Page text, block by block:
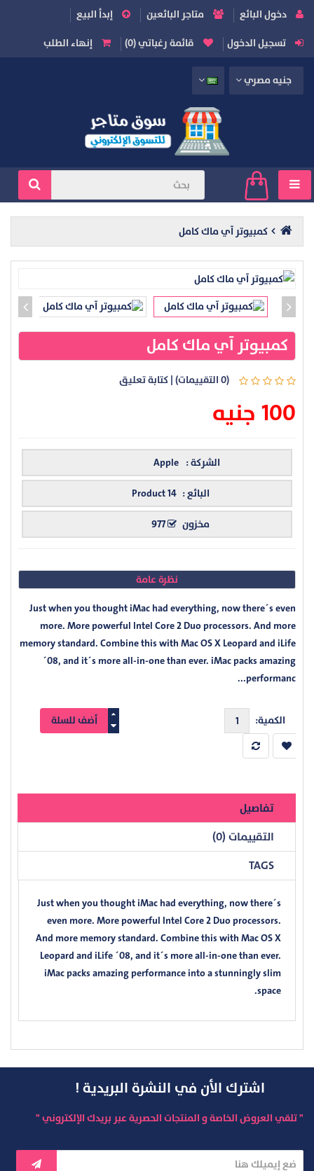
دخول البائع متاجر البائعين
إبدأ البيع
تسجيل الدخول
قائمة رغباتي (0) إنهاء الطلب
جنيه مصري
كمبيوتر آي ماك كامل
كمبيوتر آي ماك كامل
(0 التقييمات) |كتابة تعليق
100 جنيه
الشركة : Apple
البائع :
مخزون
نظرة عامة
Just when you thought iMac had everything, now there´s even
more. More powerful Intel Core 2 Duo processors. And more
memory standard. Combine this with Mac OS X Leopard and iLife
´08, and it´s more all-in-one than ever. iMac packs amazing
performanc...
الكمية:
تفاصيل
التقييمات (0)
TAGS
Just when you thought iMac had everything, now there´s
even more. More powerful Intel Core 2 Duo processors.
And more memory standard. Combine this with Mac OS X
Leopard and iLife ´08, and it´s more all-in-one than ever.
iMac packs amazing performance into a stunningly slim
space.
اشترك الأن في النشرة البريدية !
" تلقي العروض الخاصة و المنتجات الحصرية عبر بريدك الإلكتروني "